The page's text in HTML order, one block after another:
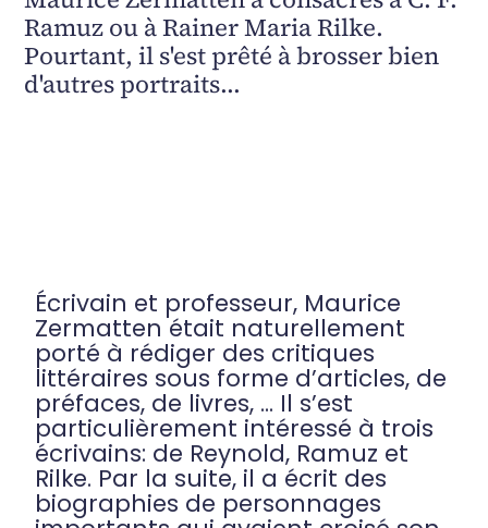
Ramuz ou à Rainer Maria Rilke.
Pourtant, il s'est prêté à brosser bien
d'autres portraits...
Écrivain et professeur, Maurice
Zermatten était naturellement
porté à rédiger des critiques
littéraires sous forme d’articles, de
préfaces, de livres, ... Il s’est
particulièrement intéressé à trois
écrivains: de Reynold, Ramuz et
Rilke. Par la suite, il a écrit des
biographies de personnages